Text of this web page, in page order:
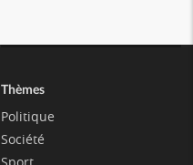
Thèmes
Politique
Société